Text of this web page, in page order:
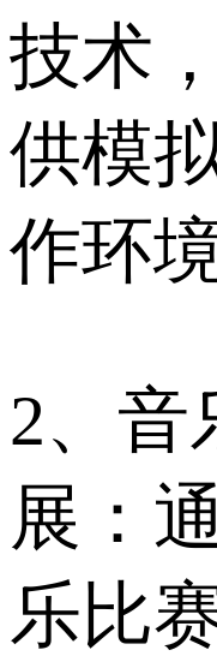
技术
供模
作环境
2、音
展：
乐比